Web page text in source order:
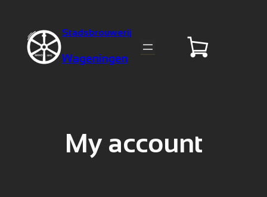
Stadsbrouwerij
Wageningen
My account